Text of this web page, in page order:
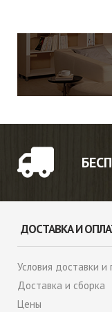
ДОСТАВКА И
Условия доставки и
Доставка и сборка
Цены